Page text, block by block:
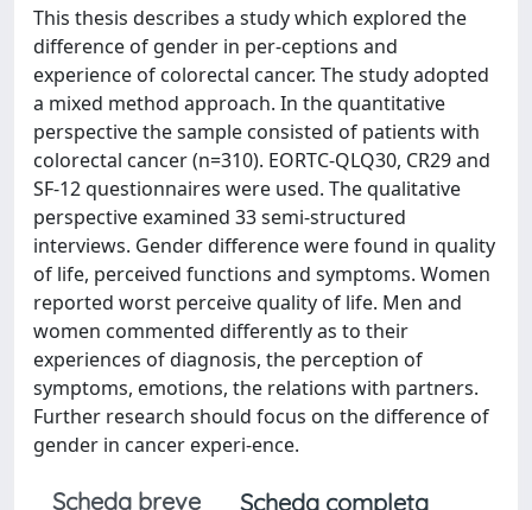
This thesis describes a study which explored the
difference of gender in per-ceptions and
experience of colorectal cancer. The study adopted
a mixed method approach. In the quantitative
perspective the sample consisted of patients with
colorectal cancer (n=310). EORTC-QLQ30, CR29 and
SF-12 questionnaires were used. The qualitative
perspective examined 33 semi-structured
interviews. Gender difference were found in quality
of life, perceived functions and symptoms. Women
reported worst perceive quality of life. Men and
women commented differently as to their
experiences of diagnosis, the perception of
symptoms, emotions, the relations with partners.
Further research should focus on the difference of
gender in cancer experi-ence.
Scheda breve
Scheda completa